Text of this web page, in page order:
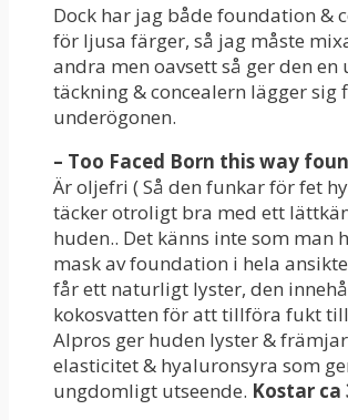
Dock har jag både foundation &
för ljusa färger, så jag måste
andra men oavsett så ger den
täckning & concealern lägger sig
underögonen.
– Too Faced Born this way
Är oljefri ( Så den funkar för fet
täcker otroligt bra med ett
huden.. Det känns inte som man
mask av foundation i hela
får ett naturligt lyster, den
kokosvatten för att tillföra fukt
Alpros ger huden lyster &
elasticitet & hyaluronsyra som
ungdomligt utseende. Kostar ca